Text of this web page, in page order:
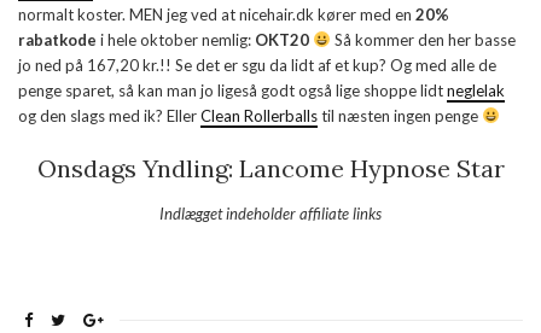
normalt koster. MEN jeg ved at nicehair.dk kører med en 20%
rabatkode i hele oktober nemlig: OKT20
Så kommer den her basse
jo ned på 167,20 kr.!! Se det er sgu da lidt af et kup? Og med alle de
penge sparet, så kan man jo ligeså godt også lige shoppe lidtneglelak
og den slags med ik? EllerClean Rollerballstil næsten ingen penge
Onsdags Yndling: Lancome Hypnose Star
Indlægget indeholder affiliate links